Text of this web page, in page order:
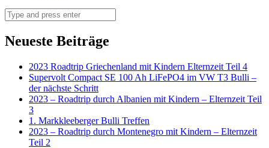
Search
Neueste Beiträge
2023 Roadtrip Griechenland mit Kindern Elternzeit Teil 4
Supervolt Compact SE 100 Ah LiFePO4 im VW T3 Bulli –
der nächste Schritt
2023 – Roadtrip durch Albanien mit Kindern – Elternzeit Teil
3
1. Markkleeberger Bulli Treffen
2023 – Roadtrip durch Montenegro mit Kindern – Elternzeit
Teil 2